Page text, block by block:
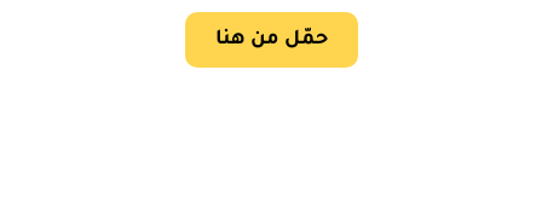
حمّل من هنا